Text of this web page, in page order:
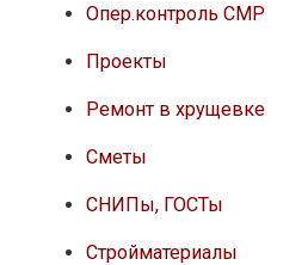
Опер.контроль СМР
Проекты
Ремонт в хрущевке
Сметы
СНИПы, ГОСТы
Стройматериалы